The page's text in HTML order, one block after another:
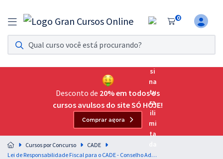
0
Assinatura Ilimitada 11
Acesso a todos os cursos. Teste grátis por 7 dias!
Assinatura OAB Até Passar
Acesso ilimitado a toda preparação para o Exame da
Residências Multiprofissionais
Preparação completa e intensiva para as principais
residências em saúde do Brasil
Desconto de 20% em todos os
cursos avulsos do site SÓ HOJE!
Comprar agora
Cursos por Concurso
CADE
Lei de Responsabilidade Fiscal para o CADE - Conselho Administrativo de Defesa Econômica - Professor: Anderson Ferreira